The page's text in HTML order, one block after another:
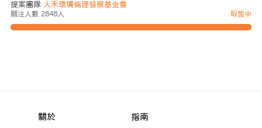
提案團隊 人禾環境倫理發展基金會
關注人數 2848人 販售中
關於
指南